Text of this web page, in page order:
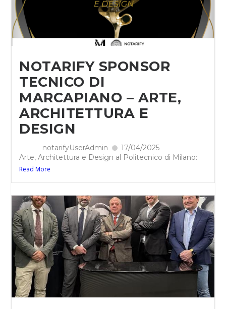
NOTARIFY SPONSOR
TECNICO DI
MARCAPIANO – ARTE,
ARCHITETTURA E
DESIGN
notarifyUserAdmin
17/04/2025
Arte, Architettura e Design al Politecnico di Milano:
Read More